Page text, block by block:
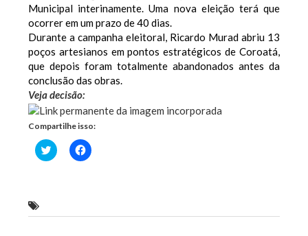
Municipal interinamente. Uma nova eleição terá que
ocorrer em um prazo de 40 dias.
Durante a campanha eleitoral, Ricardo Murad abriu 13
poços artesianos em pontos estratégicos de Coroatá,
que depois foram totalmente abandonados antes da
conclusão das obras.
Veja decisão:
Compartilhe isso:
Clique
para
Clique
para